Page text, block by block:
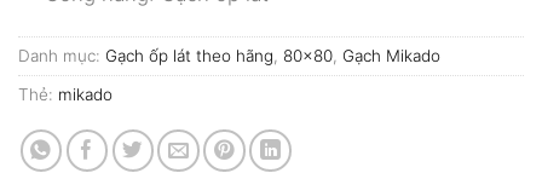
Danh mục: Gạch ốp lát theo hãng 80x80 Gạch Mikado
Thẻ: mikado